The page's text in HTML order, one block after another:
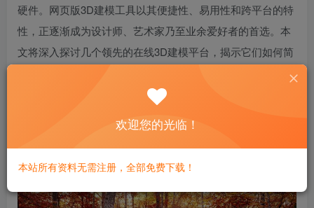
硬件。网页版3D建模工具以其便捷性、易用性和跨平台的特
性，正逐渐成为设计师、艺术家乃至业余爱好者的首选。本
文将深入探讨几个领先的在线3D建模平台，揭示它们如何简
化创作流程，以及如何在无需安装任何软件的情况下，实现
欢迎您的光临！
本站所有资料无需注册，全部免费下载！